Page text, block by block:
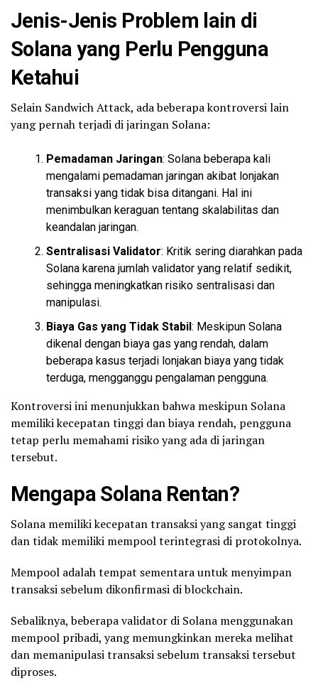
Jenis-Jenis Problem lain di
Solana yang Perlu Pengguna
Ketahui
Selain Sandwich Attack, ada beberapa kontroversi lain
yang pernah terjadi di jaringan Solana:
Pemadaman Jaringan: Solana beberapa kali
mengalami pemadaman jaringan akibat lonjakan
transaksi yang tidak bisa ditangani. Hal ini
menimbulkan keraguan tentang skalabilitas dan
keandalan jaringan.
Sentralisasi Validator: Kritik sering diarahkan pada
Solana karena jumlah validator yang relatif sedikit,
sehingga meningkatkan risiko sentralisasi dan
manipulasi.
Biaya Gas yang Tidak Stabil: Meskipun Solana
dikenal dengan biaya gas yang rendah, dalam
beberapa kasus terjadi lonjakan biaya yang tidak
terduga, mengganggu pengalaman pengguna.
Kontroversi ini menunjukkan bahwa meskipun Solana
memiliki kecepatan tinggi dan biaya rendah, pengguna
tetap perlu memahami risiko yang ada di jaringan
tersebut.
Mengapa Solana Rentan?
Solana memiliki kecepatan transaksi yang sangat tinggi
dan tidak memiliki mempool terintegrasi di protokolnya.
Mempool adalah tempat sementara untuk menyimpan
transaksi sebelum dikonfirmasi di blockchain.
Sebaliknya, beberapa validator di Solana menggunakan
mempool pribadi, yang memungkinkan mereka melihat
dan memanipulasi transaksi sebelum transaksi tersebut
diproses.